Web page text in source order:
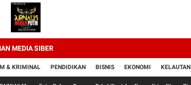
MEDIA SIBER
& KRIMINAL PENDIDIKAN BISNIS EKONOMI KELAUTAN